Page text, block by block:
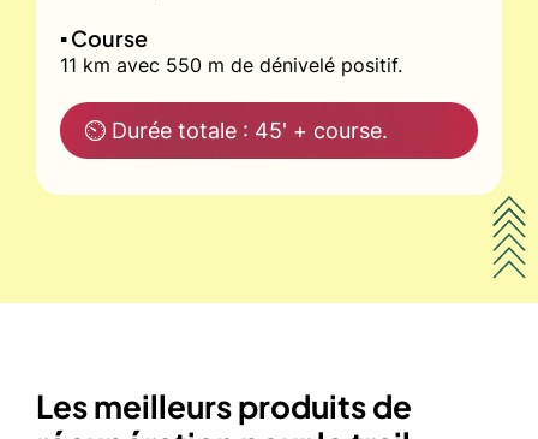
▪️ Course
11 km avec 550 m de dénivelé positif.
⏲ Durée totale : 45' + course.
Les meilleurs produits de